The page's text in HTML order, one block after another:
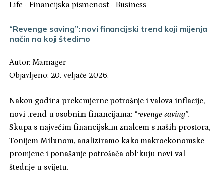
Life -Financijska pismenost -Business
“Revenge saving”: novi financijski trend koji mijenja
način na koji štedimo
Autor: Mamager
Objavljeno: 20. veljače 2026.
Nakon godina prekomjerne potrošnje i valova inflacije,
novi trend u osobnim financijama: “revenge saving”.
Skupa s najvećim financijskim znalcem s naših prostora,
Tonijem Milunom, analiziramo kako makroekonomske
promjene i ponašanje potrošača oblikuju novi val
štednje u svijetu.